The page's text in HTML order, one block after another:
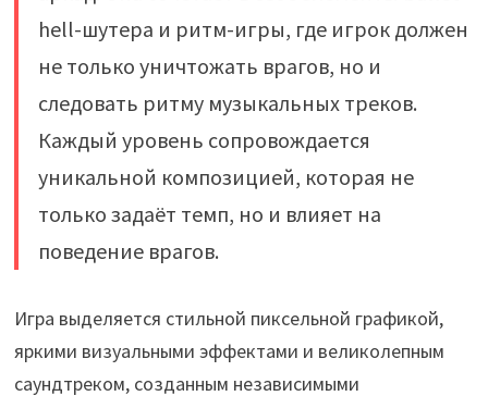
hell-шутера и ритм-игры, где игрок должен
не только уничтожать врагов, но и
следовать ритму музыкальных треков.
Каждый уровень сопровождается
уникальной композицией, которая не
только задаёт темп, но и влияет на
поведение врагов.
Игра выделяется стильной пиксельной графикой,
яркими визуальными эффектами и великолепным
саундтреком, созданным независимыми